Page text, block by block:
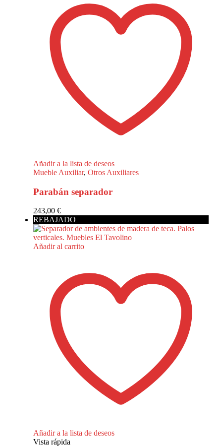
Añadir a la lista de deseos
Mueble Auxiliar,Otros Auxiliares
Parabán separador
243,00€
REBAJADO
Añadir al carrito
Añadir a la lista de deseos
Vista rápida